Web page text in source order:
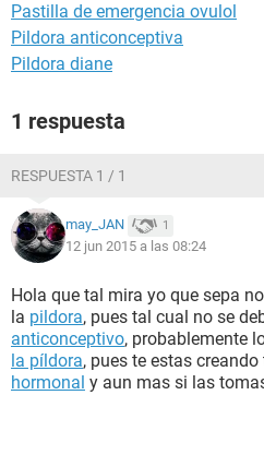
Pastilla de emergencia ovulol
Pildora anticonceptiva
Pildora diane
1 respuesta
RESPUESTA 1 / 1
may_JAN 1
12 jun 2015 a las 08:24
Hola que tal mira yo que sepa
la pildora, pues tal cual no se
anticonceptivo, probablemente
la píldora, pues te estas
hormonal y aun mas si las